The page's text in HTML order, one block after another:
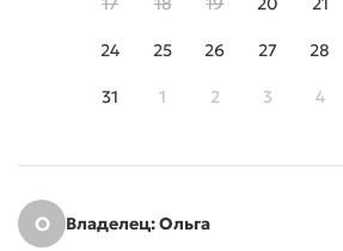
24 25 26 27 28
31 1 2 3 4
О Владелец: Ольга